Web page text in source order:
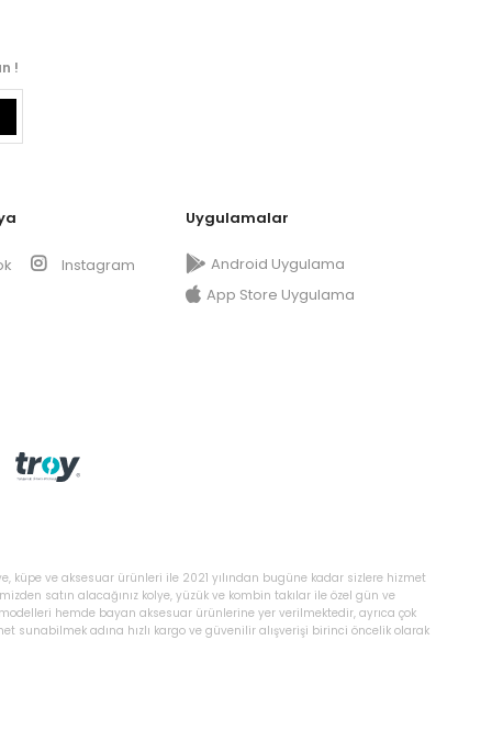
!
Instagram
Uygulamalar
Android Uygulama
App Store Uygulama
küpe ve aksesuar ürünleri ile 2021 yılından bugüne kadar sizlere hizmet
satın alacağınız kolye, yüzük ve kombin takılar ile özel gün ve
hemde bayan aksesuar ürünlerine yer verilmektedir, ayrıca çok
adına hızlı kargo ve güvenilir alışverişi birinci öncelik olarak